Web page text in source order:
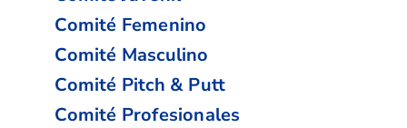
Comité Femenino
Comité Masculino
Comité Pitch & Putt
Comité Profesionales